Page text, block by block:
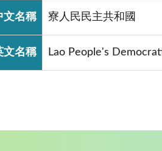
文名稱 寮人民民主共和國
文名稱 Lao People's